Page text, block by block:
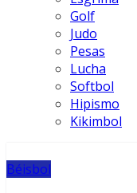
Golf
Judo
Pesas
Lucha
Softbol
Hipismo
Kikimbol
Béisbol